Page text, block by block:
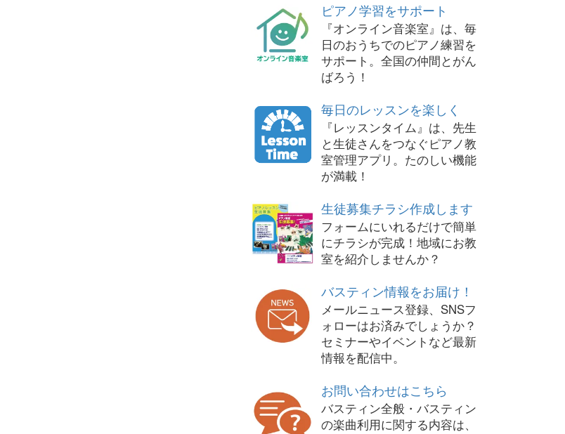
ピアノ学習をサポート
『オンライン音楽室』は、毎
日のおうちでのピアノ練習を
サポート。全国の仲間とがん
ばろう！
毎日のレッスンを楽しく
『レッスンタイム』は、先生
と生徒さんをつなぐピアノ教
室管理アプリ。たのしい機能
が満載！
生徒募集チラシ作成します
フォームにいれるだけで簡単
にチラシが完成！地域にお教
室を紹介しませんか？
バスティン情報をお届け！
メールニュース登録、SNSフ
ォローはお済みでしょうか？
セミナーやイベントなど最新
情報を配信中。
お問い合わせはこちら
バスティン全般・バスティン
の楽曲利用に関する内容は、